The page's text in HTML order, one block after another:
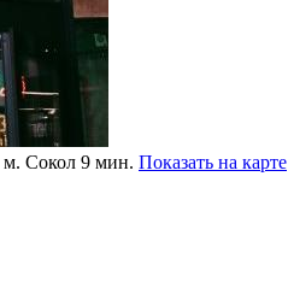
м. Сокол 9 мин. Показать на карте